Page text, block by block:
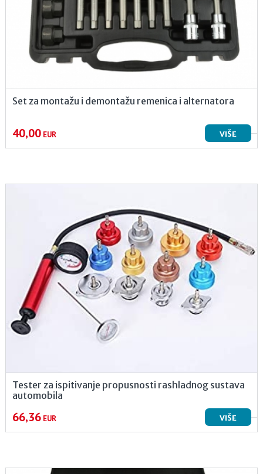
Set za montažu i demontažu remenica i alternatora
40,00EUR VIŠE
Tester za ispitivanje propusnosti rashladnog sustava
automobila
66,36EUR VIŠE